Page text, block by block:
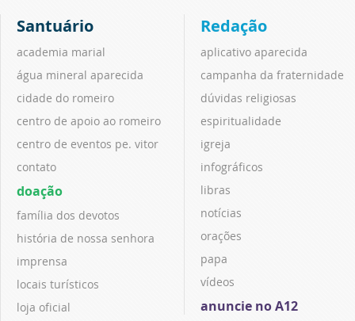
Santuário
academia marial
água mineral aparecida
cidade do romeiro
centro de apoio ao romeiro
centro de eventos pe. vitor
contato
doação
família dos devotos
história de nossa senhora
imprensa
locais turísticos
loja oficial
Redação
aplicativo aparecida
campanha da fraternidade
dúvidas religiosas
espiritualidade
igreja
infográficos
libras
notícias
orações
papa
vídeos
anuncie no A12